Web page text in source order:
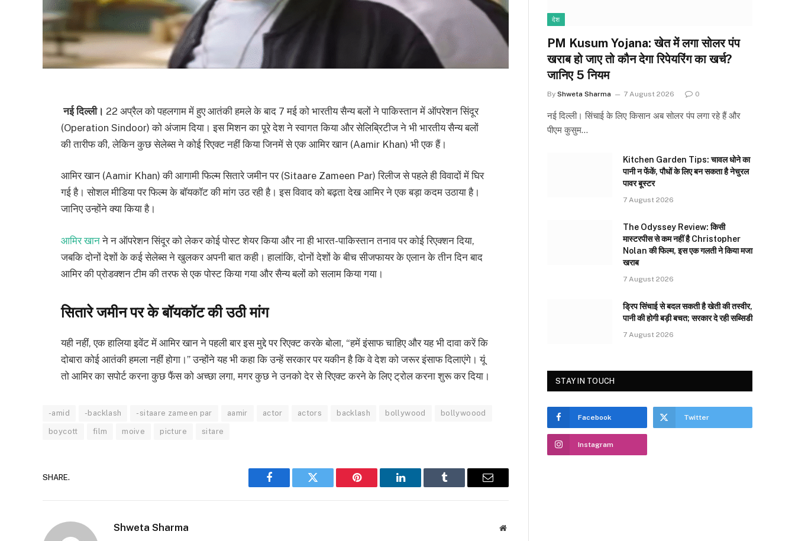
नई दिल्ली। 22 अप्रैल को पहलगाम में हुए आतंकी हमले के बाद 7 मई को भारतीय सैन्य बलों ने पाकिस्तान में ऑपरेशन सिंदूर
(Operation Sindoor) को अंजाम दिया। इस मिशन का पूरे देश ने स्वागत किया और सेलिब्रिटीज ने भी भारतीय सैन्य बलों
की तारीफ की, लेकिन कुछ सेलेब्स ने कोई रिएक्ट नहीं किया जिनमें से एक आमिर खान (Aamir Khan) भी एक हैं।
आमिर खान (Aamir Khan) की आगामी फिल्म सितारे जमीन पर (Sitaare Zameen Par) रिलीज से पहले ही विवादों में घिर
गई है। सोशल मीडिया पर फिल्म के बॉयकॉट की मांग उठ रही है। इस विवाद को बढ़ता देख आमिर ने एक बड़ा कदम उठाया है।
जानिए उन्होंने क्या किया है।
आमिर खानने न ऑपरेशन सिंदूर को लेकर कोई पोस्ट शेयर किया और ना ही भारत-पाकिस्तान तनाव पर कोई रिएक्शन दिया,
जबकि दोनों देशों के कई सेलेब्स ने खुलकर अपनी बात कही। हालांकि, दोनों देशों के बीच सीजफायर के एलान के तीन दिन बाद
आमिर की प्रोडक्शन टीम की तरफ से एक पोस्ट किया गया और सैन्य बलों को सलाम किया गया।
सितारे जमीन पर के बॉयकॉट की उठी मांग
यही नहीं, एक हालिया इवेंट में आमिर खान ने पहली बार इस मुद्दे पर रिएक्ट करके बोला, “हमें इंसाफ चाहिए और यह भी दावा करें कि
दोबारा कोई आतंकी हमला नहीं होगा।” उन्होंने यह भी कहा कि उन्हें सरकार पर यकीन है कि वे देश को जरूर इंसाफ दिलाएंगे। यूं
तो आमिर का सपोर्ट करना कुछ फैंस को अच्छा लगा, मगर कुछ ने उनको देर से रिएक्ट करने के लिए ट्रोल करना शुरू कर दिया।
-amid -backlash -sitaare zameen par aamir actor actors backlash bollywood bollywoood
boycott film moive picture sitare
SHARE.
Facebook Twitter Pinterest LinkedIn Tumblr Email
Shweta Sharma Website
देश
PM Kusum Yojana: खेत में लगा सोलर पंप
खराब हो जाए तो कौन देगा रिपेयरिंग का खर्च?
जानिए 5 नियम
By Shweta Sharma 7 August 2026 0
नई दिल्ली। सिंचाई के लिए किसान अब सोलर पंप लगा रहे हैं और
पीएम कुसुम…
Kitchen Garden Tips: चावल धोने का
पानी न फेंकें, पौधों के लिए बन सकता है नेचुरल
पावर बूस्टर
7 August 2026
The Odyssey Review: किसी
मास्टरपीस से कम नहीं है Christopher
Nolan की फिल्म, इस एक गलती ने किया मजा
खराब
7 August 2026
ड्रिप सिंचाई से बदल सकती है खेती की तस्वीर,
पानी की होगी बड़ी बचत; सरकार दे रही सब्सिडी
7 August 2026
STAY IN TOUCH
Facebook Twitter
Instagram